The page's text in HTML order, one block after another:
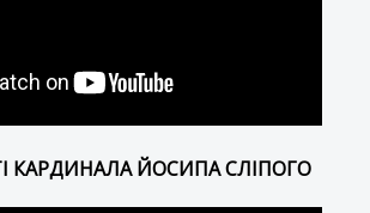
КАРДИНАЛА ЙОСИПА СЛІПОГО